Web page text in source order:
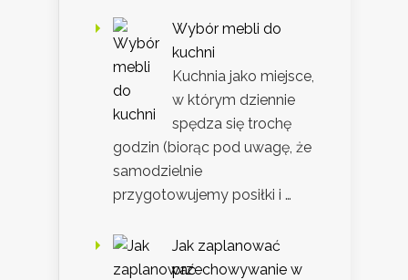
Wybór mebli do
kuchni
Kuchnia jako miejsce,
w którym dziennie
spędza się trochę
godzin (biorąc pod uwagę, że
samodzielnie
przygotowujemy posiłki i …
Jak zaplanować
przechowywanie w